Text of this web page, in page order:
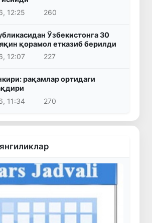
12:25
260
Ўзбекистонга 30
қорамол етказиб берилди
12:07
227
рақамлар ортидаги
11:34
270